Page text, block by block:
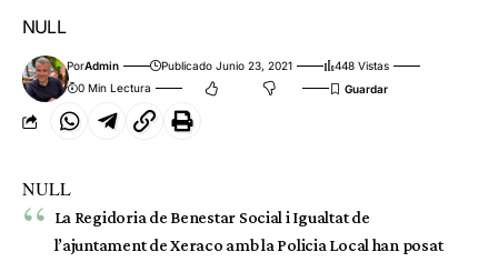
NULL
PorAdmin Publicado Junio 23, 2021
448 Vistas
0 Min Lectura
NULL
La Regidoria de Benestar Social i Igualtat de
l’ajuntament de Xeraco amb la Policia Local han posat